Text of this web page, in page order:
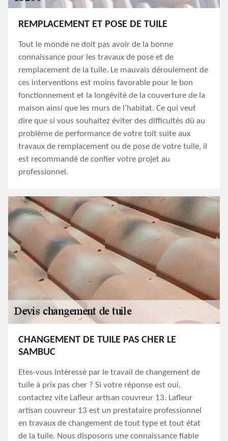
REMPLACEMENT ET POSE DE TUILE
Tout le monde ne doit pas avoir de la bonne
connaissance pour les travaux de pose et de
remplacement de la tuile. Le mauvais déroulement de
ces interventions est moins favorable pour le bon
fonctionnement et la longévité de la couverture de la
maison ainsi que les murs de l’habitat. Ce qui veut
dire que si vous souhaitez éviter des difficultés dû au
problème de performance de votre toit suite aux
travaux de remplacement ou de pose de votre tuile, il
est recommandé de confier votre projet au
professionnel.
CHANGEMENT DE TUILE PAS CHER LE
SAMBUC
Etes-vous intéressé par le travail de changement de
tuile à prix pas cher ? Si votre réponse est oui,
contactez vite Lafleur artisan couvreur 13. Lafleur
artisan couvreur 13 est un prestataire professionnel
en travaux de changement de tout type et tout état
de la tuile. Nous disposons une connaissance fiable